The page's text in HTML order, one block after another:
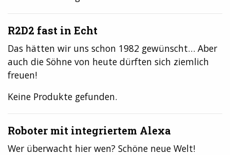
R2D2 fast in Echt
Das hätten wir uns schon 1982 gewünscht… Aber
auch die Söhne von heute dürften sich ziemlich
freuen!
Keine Produkte gefunden.
Roboter mit integriertem Alexa
Wer überwacht hier wen? Schöne neue Welt!